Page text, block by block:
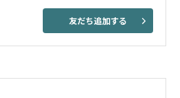
友だち追加する